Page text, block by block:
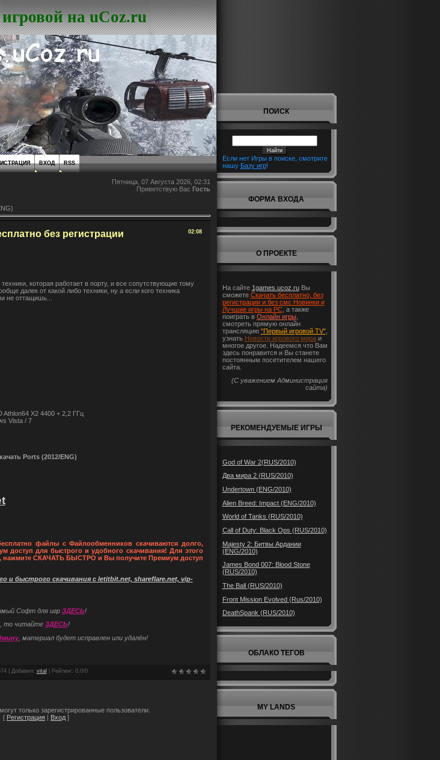
на uCoz.ru
ВХОД RSS
Пятница, 07 Августа 2026, 02:31
Приветствую Вас Гость
02:08
без регистрации
которая работает в порту, и все сопутствующие тому
далек от какой либо техники, ну а если кого техника
не оттащишь...
Athlon64 X2 4400 + 2,2 ГГц
Vista / 7
Ports (2012/ENG)
файлы с Файлообменников скачиваются долго,
доступ для быстрого и удобного скачивания! Для этого
нажмите СКАЧАТЬ БЫСТРО и Вы получите Премиум доступ
и быстрого скачивания с letitbit.net, shareflare.net, vip-
Софт для игр ЗДЕСЬ!
то читайте ЗДЕСЬ!
, материал будет исправлен или удалён!
| Добавил: vital Рейтинг: 0.0/0
только зарегистрированные пользователи.
[ Регистрация | Вход ]
ПОИСК
Если нет Игры в поиске, смотрите
нашу Базу игр!
ФОРМА ВХОДА
О ПРОЕКТЕ
На сайте 1games.ucoz.ruВы
сможете Скачать бесплатно, без
регистрации и без смс Новинки и
Лучшие игры на PC, а также
поиграть в Онлайн игры,
смотреть прямую онлайн
трансляцию "Первый игровой TV",
узнать Новости игрового мираи
многое другое. Надеемся что Вам
здесь понравится и Вы станете
постоянным посетителем нашего
сайта.
(С уважением Администрация
сайта)
РЕКОМЕНДУЕМЫЕ ИГРЫ
God of War 2(RUS/2010)
Два мира 2 (RUS/2010)
Undertown (ENG/2010)
Alien Breed: Impact (ENG/2010)
World of Tanks (RUS/2010)
Call of Duty: Black Ops (RUS/2010)
Majesty 2: Битвы Ардании
(ENG/2010)
James Bond 007: Blood Stone
(RUS/2010)
The Ball (RUS/2010)
Front Mission Evolved (Rus/2010)
DeathSpank (RUS/2010)
ОБЛАКО ТЕГОВ
MY LANDS